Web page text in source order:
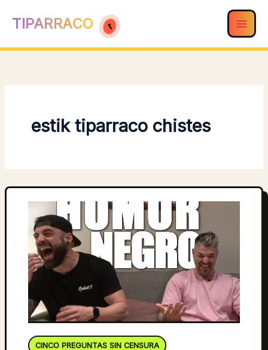
TIPARRACO
estik tiparraco chistes
CINCO PREGUNTAS SIN CENSURA